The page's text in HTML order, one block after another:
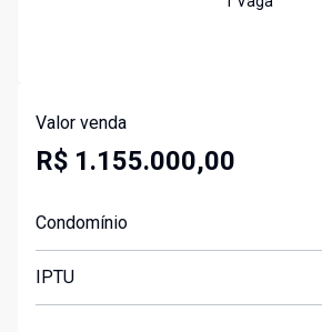
Valor venda
R$ 1.155.000,00
Condomínio
IPTU